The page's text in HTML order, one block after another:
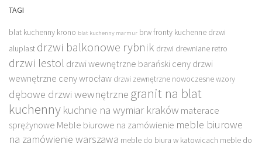
TAGI
blat kuchenny krono blat kuchenny marmur brw fronty kuchenne drzwi
aluplast drzwi balkonowe rybnik drzwi drewniane retro
drzwi lestol drzwi wewnętrzne barański ceny drzwi
wewnętrzne ceny wrocław drzwi zewnętrzne nowoczesne wzory
dębowe drzwi wewnętrzne granit na blat
kuchenny kuchnie na wymiar kraków materace
sprężynowe Meble biurowe na zamówienie meble biurowe
na zamówienie warszawa meble do biura w katowicach meble do